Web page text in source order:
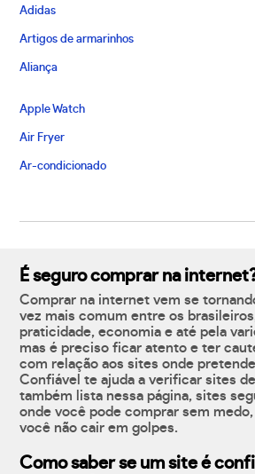
Adidas
Artigos de armarinhos
Aliança
Apple Watch
Air Fryer
Ar-condicionado
É seguro comprar na
Comprar na internet vem se
vez mais comum entre os
praticidade, economia e até pela
mas é preciso ficar atento e ter
com relação aos sites onde
Confiável te ajuda a verificar sites
também lista nessa página, sites
onde você pode comprar sem
você não cair em golpes.
Como saber se um site é